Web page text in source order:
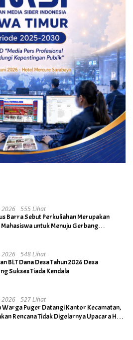
2026 555 Lihat
Barra Sebut Perkuliahan Merupakan
untuk Menuju Gerbang
2026 548 Lihat
BLT Dana Desa Tahun 2026 Desa
Sukses Tiada Kendala
2026 527 Lihat
Warga Puger Datangi Kantor Kecamatan,
Rencana Tidak Digelarnya Upacara HUT